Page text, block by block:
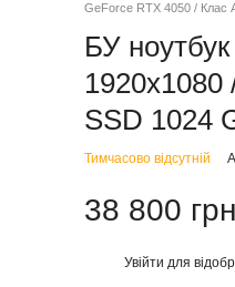
GeForce RTX 4050 / Клас
БУ
1920x1080
SSD 1024
Тимчасово відсутній
38 800 грн
Увійти для